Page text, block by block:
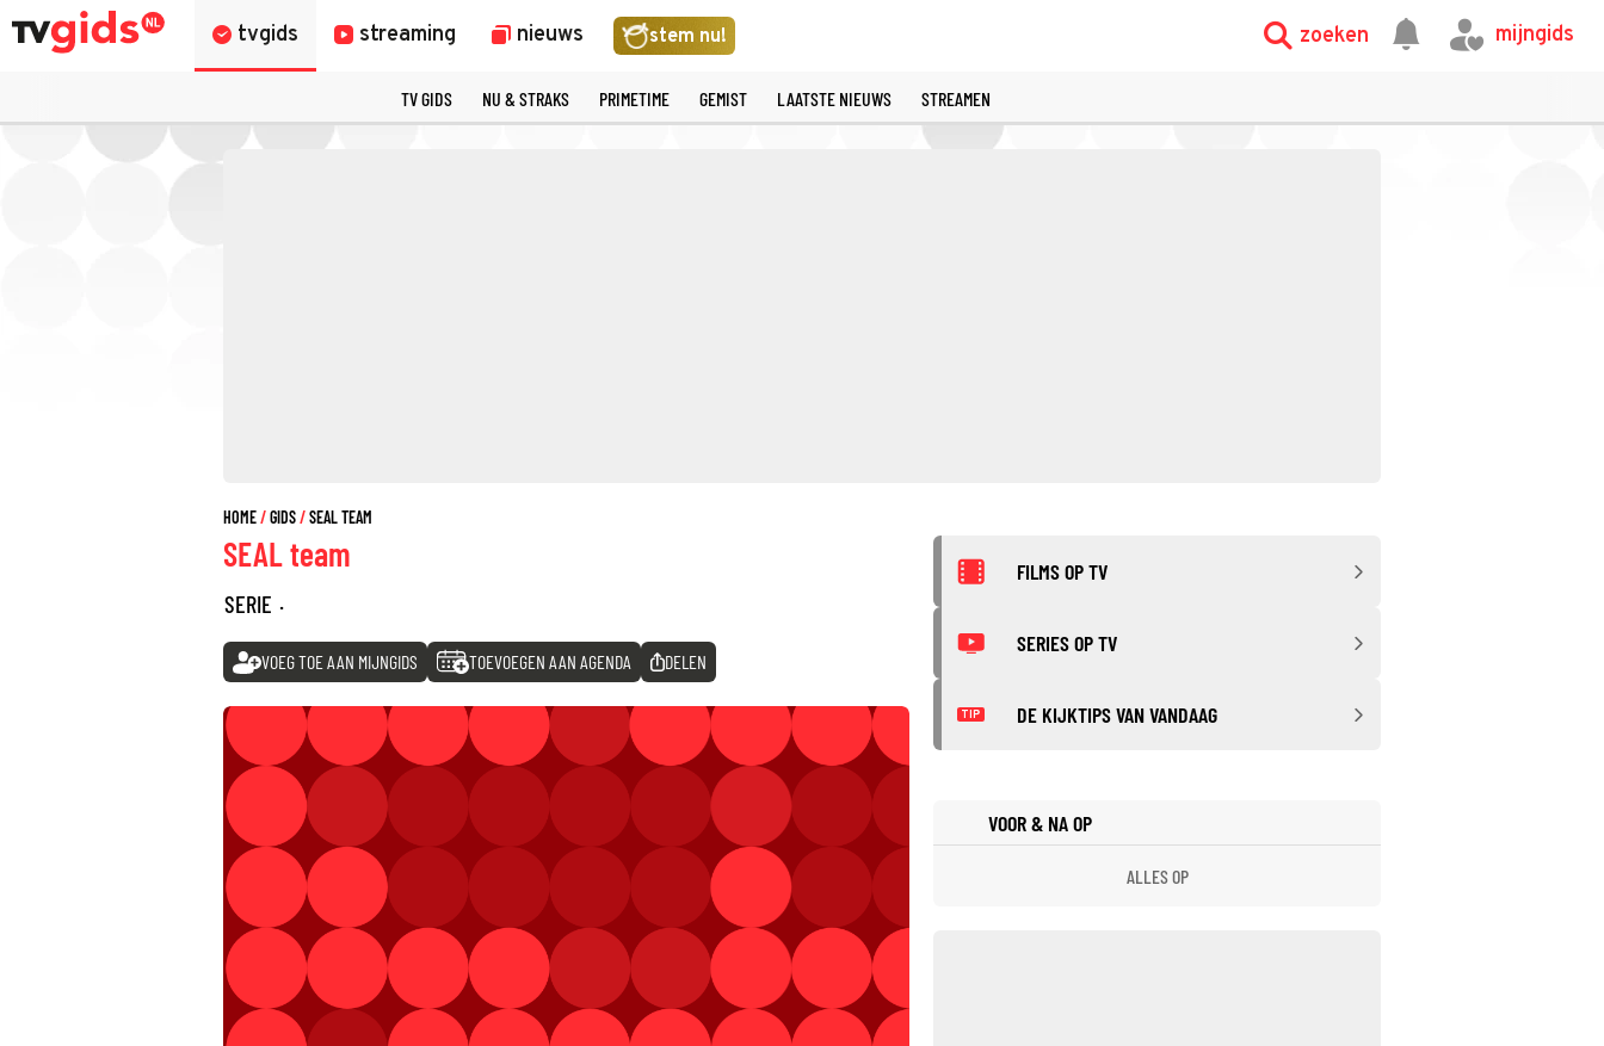
tvgids streaming nieuws stem nu! zoeken mijngids
TV GIDS NU & STRAKS PRIMETIME GEMIST LAATSTE NIEUWS STREAMEN
HOME GIDS SEAL TEAM
SEAL team
SERIE ·
VOEG TOE AAN MIJNGIDS TOEVOEGEN AAN AGENDA DELEN
FILMS OP TV
SERIES OP TV
TIP DE KIJKTIPS VAN VANDAAG
VOOR & NA OP
ALLES OP